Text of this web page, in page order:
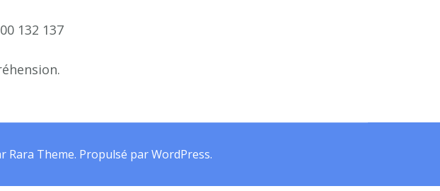
132 137
Rara Theme. Propulsé parWordPress.